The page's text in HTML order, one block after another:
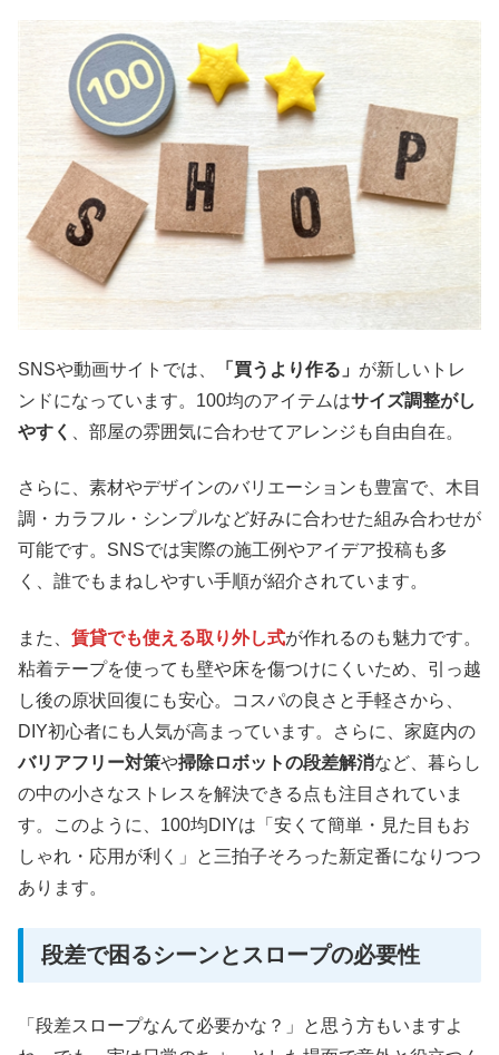
SNSや動画サイトでは、 「買うより作る」 が新しいトレ
ンドになっています。100均のアイテムはサイズ調整がし
やすく
、部屋の雰囲気に合わせてアレンジも自由自在。
さらに、素材やデザインのバリエーションも豊富で、木目
調・カラフル・シンプルなど好みに合わせた組み合わせが
可能です。SNSでは実際の施工例やアイデア投稿も多
く、誰でもまねしやすい手順が紹介されています。
また、 賃貸でも使える取り外し式が作れるのも魅力です。
粘着テープを使っても壁や床を傷つけにくいため、引っ越
し後の原状回復にも安心。コスパの良さと手軽さから、
DIY初心者にも人気が高まっています。さらに、家庭内の
バリアフリー対策や掃除ロボットの段差解消など、暮らし
の中の小さなストレスを解決できる点も注目されていま
す。このように、100均DIYは「安くて簡単・見た目もお
しゃれ・応用が利く」と三拍子そろった新定番になりつつ
あります。
段差で困るシーンとスロープの必要性
「段差スロープなんて必要かな？」と思う方もいますよ